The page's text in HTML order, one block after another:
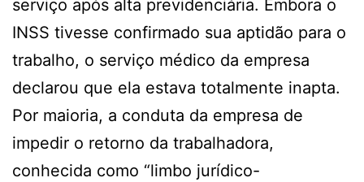
serviço após alta previdenciária. Embora o
INSS tivesse confirmado sua aptidão para o
trabalho, o serviço médico da empresa
declarou que ela estava totalmente inapta.
Por maioria, a conduta da empresa de
impedir o retorno da trabalhadora,
conhecida como “limbo jurídico-